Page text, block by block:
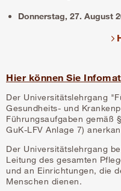
Donnerstag, 27. August
Hier können Sie
Der Universitätslehrgang
Gesundheits- und
Führungsaufgaben gemäß
GuK-LFV Anlage 7)
Der Universitätslehrgang
Leitung des gesamten
und an Einrichtungen, die
Menschen dienen.